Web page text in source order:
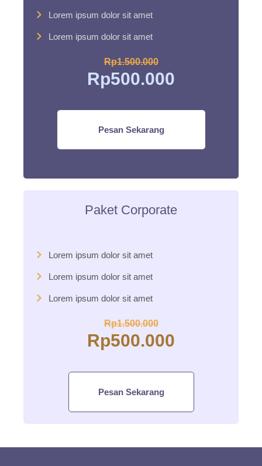
Lorem ipsum dolor sit amet
Lorem ipsum dolor sit amet
Rp1.500.000
Rp500.000
Pesan Sekarang
Paket Corporate
Lorem ipsum dolor sit amet
Lorem ipsum dolor sit amet
Lorem ipsum dolor sit amet
Rp1.500.000
Rp500.000
Pesan Sekarang